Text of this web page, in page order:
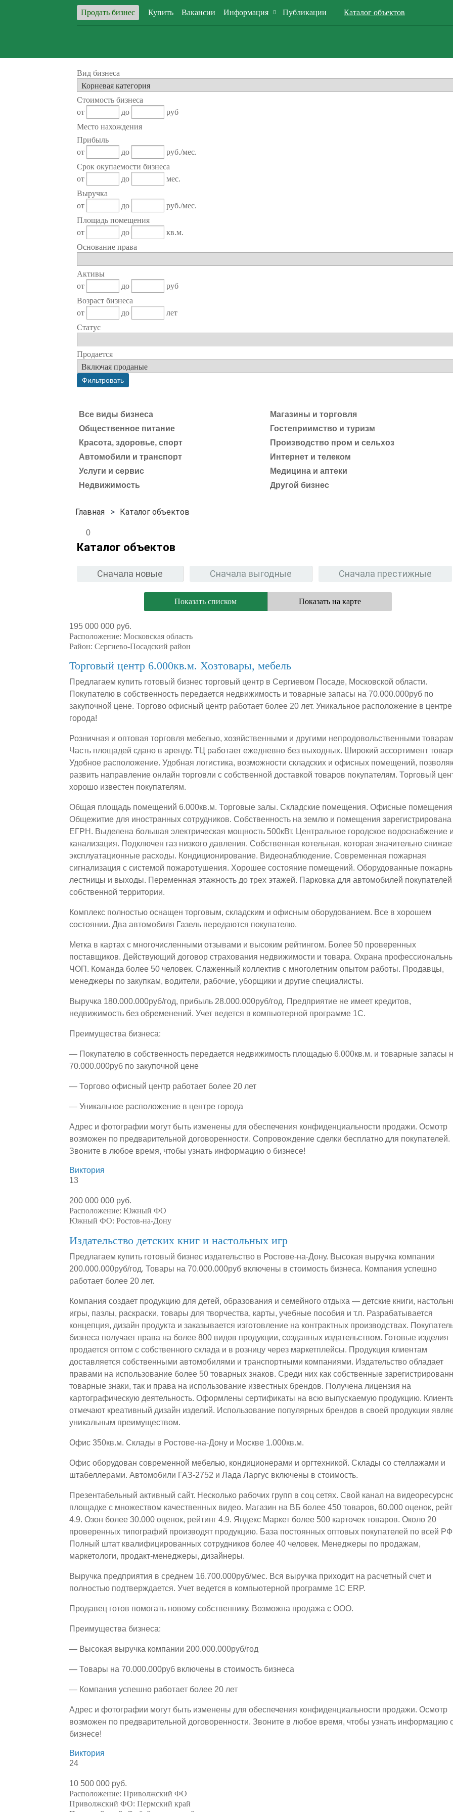
Продать бизнес Купить Вакансии Информация Публикации Каталог объектов
Вид бизнеса
Стоимость бизнеса
от
до
руб
Место нахождения
Прибыль
от
до
руб./мес.
Срок окупаемости бизнеса
от
до
мес.
Выручка
от
до
руб./мес.
Площадь помещения
от
до
кв.м.
Основание права
Активы
от
до
руб
Возраст бизнеса
от
до
лет
Статус
Продается
Все виды бизнеса
Магазины и торговля
Общественное питание
Гостеприимство и туризм
Красота, здоровье, спорт
Производство пром и сельхоз
Автомобили и транспорт
Интернет и телеком
Услуги и сервис
Медицина и аптеки
Недвижимость
Другой бизнес
Каталог объектов
0
Каталог объектов
Сначала новые Сначала выгодные Сначала престижные
Показать списком Показать на карте
195 000 000 руб.
Расположение: Московская область
Район: Сергиево-Посадский район
Торговый центр 6.000кв.м. Хозтовары, мебель
Предлагаем купить готовый бизнес торговый центр в Сергиевом Посаде, Московской области.
Покупателю в собственность передается недвижимость и товарные запасы на 70.000.000руб по
закупочной цене. Торгово офисный центр работает более 20 лет. Уникальное расположение в центре
города!
Розничная и оптовая торговля мебелью, хозяйственными и другими непродовольственными
Часть площадей сдано в аренду. ТЦ работает ежедневно без выходных. Широкий ассортимент
Удобное расположение. Удобная логистика, возможности складских и офисных помещений,
развить направление онлайн торговли с собственной доставкой товаров покупателям. Торговый
хорошо известен покупателям.
Общая площадь помещений 6.000кв.м. Торговые залы. Складские помещения. Офисные
Общежитие для иностранных сотрудников. Собственность на землю и помещения зарегистрирована
ЕГРН. Выделена большая электрическая мощность 500кВт. Центральное городское водоснабжение и
канализация. Подключен газ низкого давления. Собственная котельная, которая значительно
эксплуатационные расходы. Кондиционирование. Видеонаблюдение. Современная пожарная
сигнализация с системой пожаротушения. Хорошее состояние помещений. Оборудованные
лестницы и выходы. Переменная этажность до трех этажей. Парковка для автомобилей покупателей
собственной территории.
Комплекс полностью оснащен торговым, складским и офисным оборудованием. Все в хорошем
состоянии. Два автомобиля Газель передаются покупателю.
Метка в картах с многочисленными отзывами и высоким рейтингом. Более 50 проверенных
поставщиков. Действующий договор страхования недвижимости и товара. Охрана
ЧОП. Команда более 50 человек. Слаженный коллектив с многолетним опытом работы. Продавцы,
менеджеры по закупкам, водители, рабочие, уборщики и другие специалисты.
Выручка 180.000.000руб/год, прибыль 28.000.000руб/год. Предприятие не имеет кредитов,
недвижимость без обременений. Учет ведется в компьютерной программе 1С.
Преимущества бизнеса:
— Покупателю в собственность передается недвижимость площадью 6.000кв.м. и товарные запасы
70.000.000руб по закупочной цене
— Торгово офисный центр работает более 20 лет
— Уникальное расположение в центре города
Адрес и фотографии могут быть изменены для обеспечения конфиденциальности продажи. Осмотр
возможен по предварительной договоренности. Сопровождение сделки бесплатно для покупателей.
Звоните в любое время, чтобы узнать информацию о бизнесе!
Виктория
13
200 000 000 руб.
Расположение: Южный ФО
Южный ФО: Ростов-на-Дону
Издательство детских книг и настольных игр
Предлагаем купить готовый бизнес издательство в Ростове-на-Дону. Высокая выручка компании
200.000.000руб/год. Товары на 70.000.000руб включены в стоимость бизнеса. Компания успешно
работает более 20 лет.
Компания создает продукцию для детей, образования и семейного отдыха — детские книги,
игры, пазлы, раскраски, товары для творчества, карты, учебные пособия и т.п. Разрабатывается
концепция, дизайн продукта и заказывается изготовление на контрактных производствах.
бизнеса получает права на более 800 видов продукции, созданных издательством. Готовые изделия
продается оптом с собственного склада и в розницу через маркетплейсы. Продукция клиентам
доставляется собственными автомобилями и транспортными компаниями. Издательство обладает
правами на использование более 50 товарных знаков. Среди них как собственные
товарные знаки, так и права на использование известных брендов. Получена лицензия на
картографическую деятельность. Оформлены сертификаты на всю выпускаемую продукцию.
отмечают креативный дизайн изделий. Использование популярных брендов в своей продукции
уникальным преимуществом.
Офис 350кв.м. Склады в Ростове-на-Дону и Москве 1.000кв.м.
Офис оборудован современной мебелью, кондиционерами и оргтехникой. Склады со стеллажами и
штабеллерами. Автомобили ГАЗ-2752 и Лада Ларгус включены в стоимость.
Презентабельный активный сайт. Несколько рабочих групп в соц сетях. Свой канал на
площадке с множеством качественных видео. Магазин на ВБ более 450 товаров, 60.000 оценок,
4.9. Озон более 30.000 оценок, рейтинг 4.9. Яндекс Маркет более 500 карточек товаров. Около 20
проверенных типографий производят продукцию. База постоянных оптовых покупателей по всей
Полный штат квалифицированных сотрудников более 40 человек. Менеджеры по продажам,
маркетологи, продакт-менеджеры, дизайнеры.
Выручка предприятия в среднем 16.700.000руб/мес. Вся выручка приходит на расчетный счет и
полностью подтверждается. Учет ведется в компьютерной программе 1С ЕRP.
Продавец готов помогать новому собственнику. Возможна продажа с ООО.
Преимущества бизнеса:
— Высокая выручка компании 200.000.000руб/год
— Товары на 70.000.000руб включены в стоимость бизнеса
— Компания успешно работает более 20 лет
Адрес и фотографии могут быть изменены для обеспечения конфиденциальности продажи. Осмотр
возможен по предварительной договоренности. Звоните в любое время, чтобы узнать информацию
бизнесе!
Виктория
24
10 500 000 руб.
Расположение: Приволжский ФО
Приволжский ФО: Пермский край